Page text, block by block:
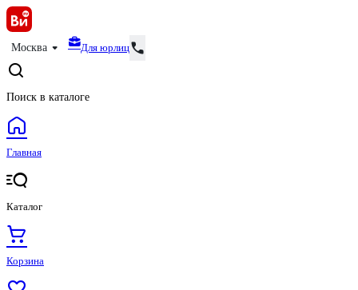
Москва Для юрлиц
Поиск в каталоге
Главная
Каталог
Корзина